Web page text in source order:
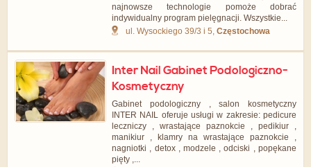
najnowsze technologie pomoże dobrać
indywidualny program pielęgnacji. Wszystkie...
ul. Wysockiego 39/3 i 5,Częstochowa
Inter Nail Gabinet Podologiczno-
Kosmetyczny
Gabinet podologiczny , salon kosmetyczny
INTER NAIL oferuje usługi w zakresie: pedicure
leczniczy , wrastające paznokcie , pedikiur ,
manikiur , klamry na wrastające paznokcie ,
nagniotki , detox , modzele , odciski , popękane
pięty ,...